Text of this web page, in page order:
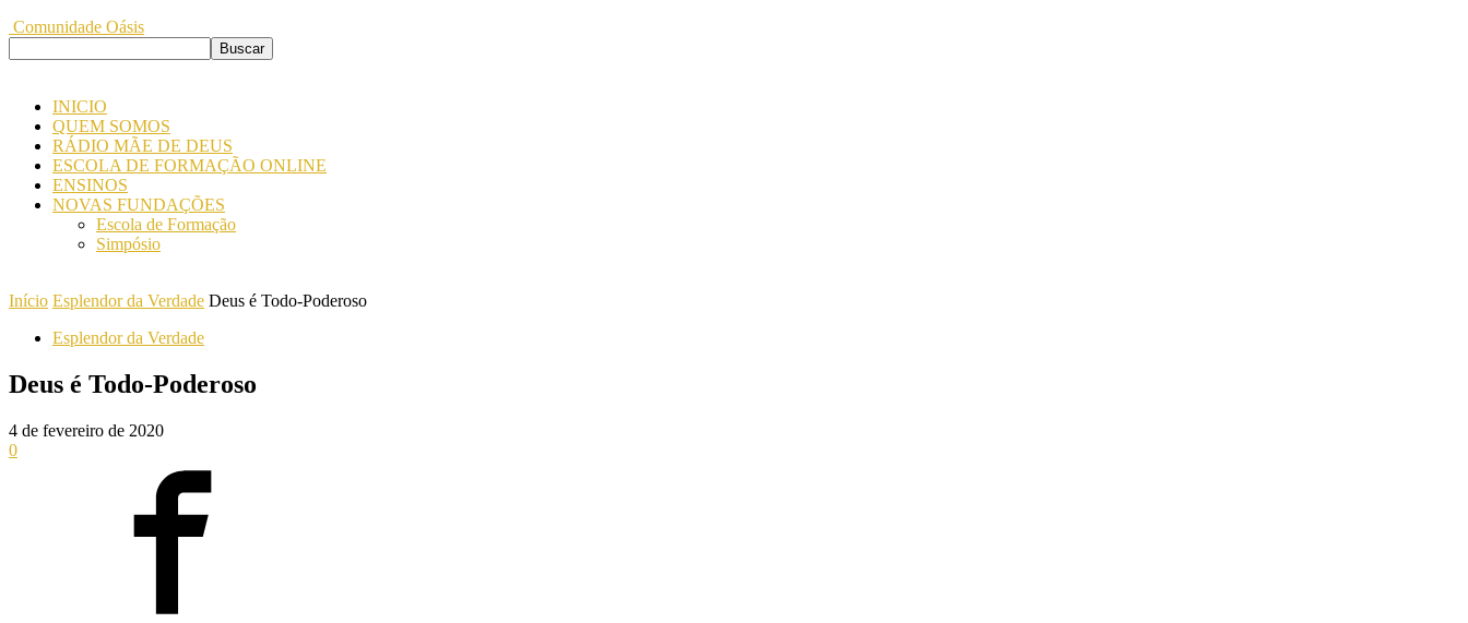
Comunidade Oásis
INICIO
QUEM SOMOS
RÁDIO MÃE DE DEUS
ESCOLA DE FORMAÇÃO ONLINE
ENSINOS
NOVAS FUNDAÇÕES
Escola de Formação
Simpósio
Início Esplendor da Verdade Deus é Todo-Poderoso
Esplendor da Verdade
Deus é Todo-Poderoso
4 de fevereiro de 2020
0